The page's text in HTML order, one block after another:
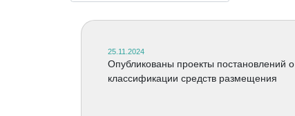
25.11.2024
Опубликованы проекты постановлений о
классификации средств размещения